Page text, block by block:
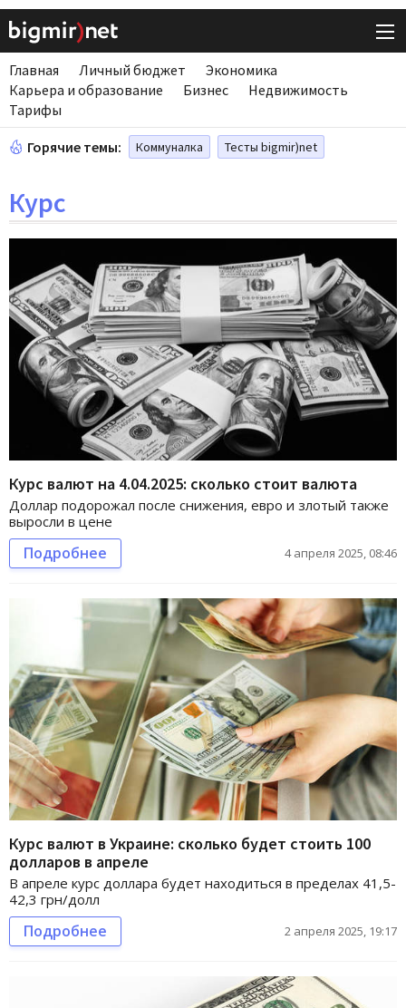
Главная Личный бюджет
Экономика
Карьера и образование
Бизнес
Недвижимость
Тарифы
Горячие темы: Коммуналка Тесты bigmir)net
Курс
Курс валют на 4.04.2025: сколько стоит валюта
Доллар подорожал после снижения, евро и злотый также
выросли в цене
Подробнее 4 апреля 2025, 08:46
Курс валют в Украине: сколько будет стоить 100
долларов в апреле
В апреле курс доллара будет находиться в пределах 41,5-
42,3 грн/долл
Подробнее 2 апреля 2025, 19:17